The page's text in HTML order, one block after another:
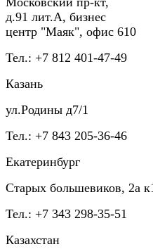
д.91 лит.А, бизнес
центр "Маяк", офис 610
Тел.: +7 812 401-47-49
Казань
ул.Родины д7/1
Тел.: +7 843 205-36-46
Екатеринбург
Старых большевиков, 2а
Тел.: +7 343 298-35-51
Казахстан